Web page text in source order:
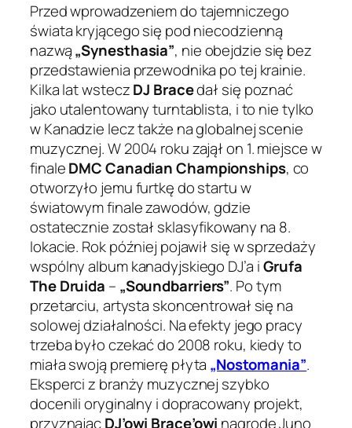
Przed wprowadzeniem do tajemniczego
świata kryjącego się pod niecodzienną
nazwą„Synesthasia”, nie obejdzie się bez
przedstawienia przewodnika po tej krainie.
Kilka lat wsteczDJ Bracedał się poznać
jako utalentowany turntablista, i to nie tylko
w Kanadzie lecz także na globalnej scenie
muzycznej. W 2004 roku zajął on 1. miejsce w
finaleDMC Canadian Championships, co
otworzyło jemu furtkę do startu w
światowym finale zawodów, gdzie
ostatecznie został sklasyfikowany na 8.
lokacie. Rok później pojawił się w sprzedaży
wspólny album kanadyjskiego DJ’a iGrufa
The Druida – „Soundbarriers”. Po tym
przetarciu, artysta skoncentrował się na
solowej działalności. Na efekty jego pracy
trzeba było czekać do 2008 roku, kiedy to
miała swoją premierę płyta „Nostomania”.
Eksperci z branży muzycznej szybko
docenili oryginalny i dopracowany projekt,
przyznającDJ’owi Brace’owi nagrodę Juno